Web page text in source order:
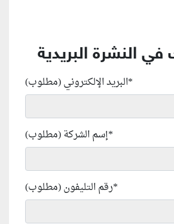
في النشرة البريدية
البريد الإلكتروني (مطلوب)*
إسم الشركة (مطلوب)*
رقم التليفون (مطلوب)*